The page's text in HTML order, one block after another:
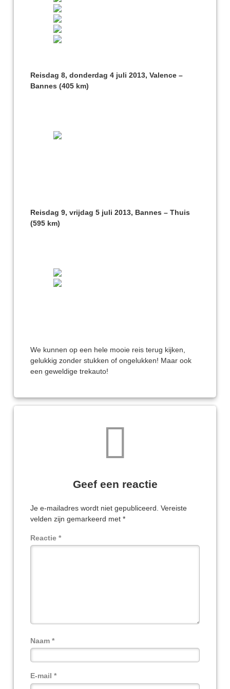
Reisdag 8, donderdag 4 juli 2013, Valence –
Bannes (405 km)
Reisdag 9, vrijdag 5 juli 2013, Bannes – Thuis
(595 km)
We kunnen op een hele mooie reis terug kijken,
gelukkig zonder stukken of ongelukken! Maar ook
een geweldige trekauto!
Geef een reactie
Je e-mailadres wordt niet gepubliceerd. Vereiste
velden zijn gemarkeerd met*
Reactie*
Naam*
E-mail*